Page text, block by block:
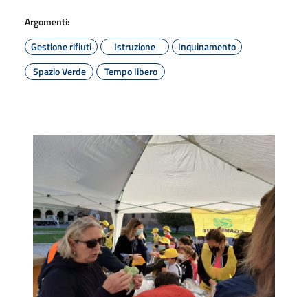
Argomenti:
Gestione rifiuti
Istruzione
Inquinamento
Spazio Verde
Tempo libero